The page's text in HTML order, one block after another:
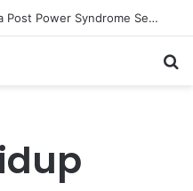
Cara Efektif Mengatasi Gejala Post Power Syndrome Setelah Pensiun Kerja